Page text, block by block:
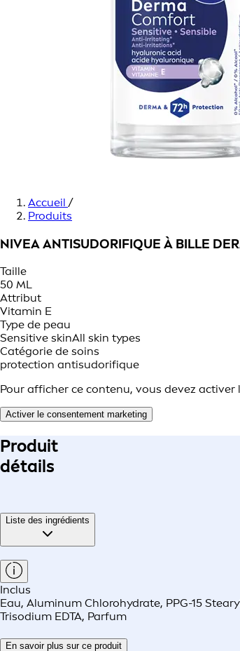
Accueil /
Produits
NIVEA ANTISUDORIFIQUE À BILLE
Taille
50 ML
Attribut
Vitamin E
Type de peau
Sensitive skinAll skin types
Catégorie de soins
protection antisudorifique
Pour afficher ce contenu, vous devez
Activer le consentement marketing
Produit
détails
Liste des ingrédients
Inclus
Eau, Aluminum Chlorohydrate, PPG-15
Trisodium EDTA, Parfum
En savoir plus sur ce produit